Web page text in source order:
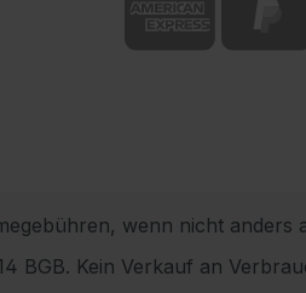
wenn nicht anders
BGB. Kein Verkauf an